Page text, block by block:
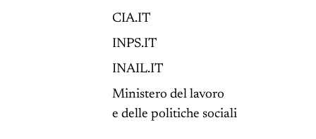
CIA.IT
INPS.IT
INAIL.IT
Ministero del lavoro
e delle politiche sociali